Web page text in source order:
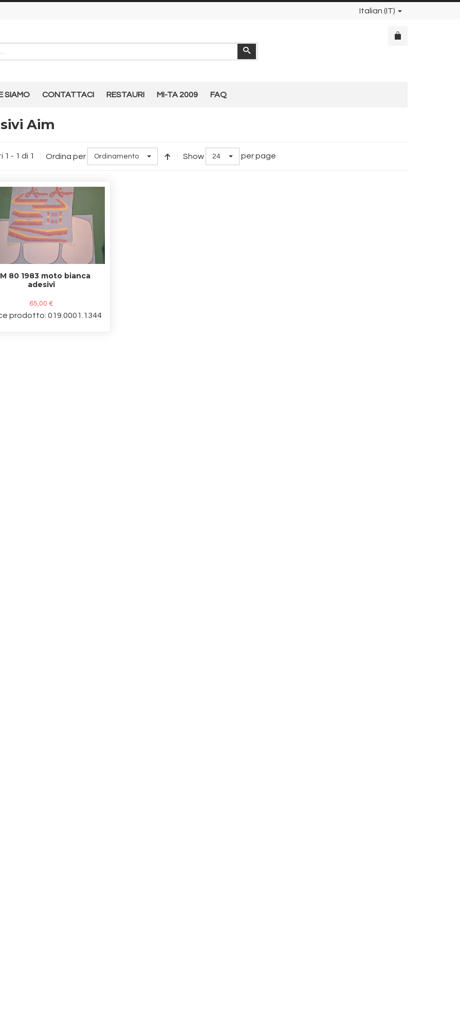
Italian (IT)
Cerca
SIAMO CONTATTACI RESTAURI MI-TA 2009 FAQ
Aim
1 - 1 di 1 Ordina per Ordinamento Show 24 per page
80 1983 moto bianca
adesivi
65,00 €
prodotto: 019.0001.1344